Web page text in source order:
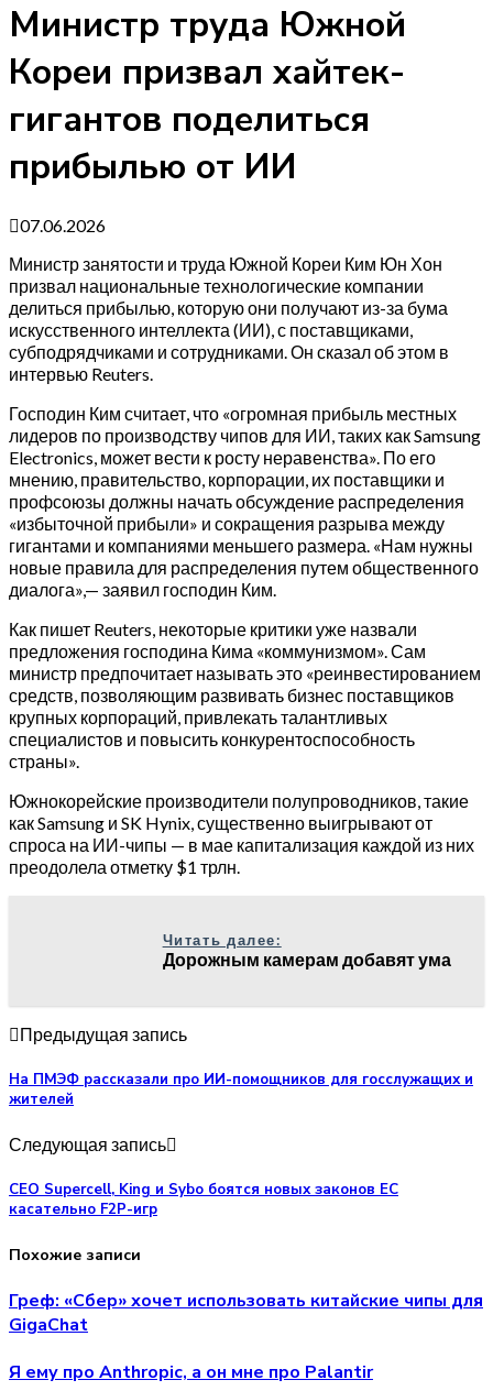
Министр труда Южной
Кореи призвал хайтек-
гигантов поделиться
прибылью от ИИ
07.06.2026
Министр занятости и труда Южной Кореи Ким Юн Хон
призвал национальные технологические компании
делиться прибылью, которую они получают из-за бума
искусственного интеллекта (ИИ), с поставщиками,
субподрядчиками и сотрудниками. Он сказал об этом в
интервью Reuters.
Господин Ким считает, что «огромная прибыль местных
лидеров по производству чипов для ИИ, таких как Samsung
Electronics, может вести к росту неравенства». По его
мнению, правительство, корпорации, их поставщики и
профсоюзы должны начать обсуждение распределения
«избыточной прибыли» и сокращения разрыва между
гигантами и компаниями меньшего размера. «Нам нужны
новые правила для распределения путем общественного
диалога»,— заявил господин Ким.
Как пишет Reuters, некоторые критики уже назвали
предложения господина Кима «коммунизмом». Сам
министр предпочитает называть это «реинвестированием
средств, позволяющим развивать бизнес поставщиков
крупных корпораций, привлекать талантливых
специалистов и повысить конкурентоспособность
страны».
Южнокорейские производители полупроводников, такие
как Samsung и SK Hynix, существенно выигрывают от
спроса на ИИ-чипы — в мае капитализация каждой из них
преодолела отметку $1 трлн.
Читать далее:
Дорожным камерам добавят ума
Предыдущая запись
На ПМЭФ рассказали про ИИ-помощников для госслужащих и
жителей
Следующая запись
CEO Supercell, King и Sybo боятся новых законов ЕС
касательно F2P-игр
Похожие записи
Греф: «Сбер» хочет использовать китайские чипы для
GigaChat
Я ему про Anthropic, а он мне про Palantir